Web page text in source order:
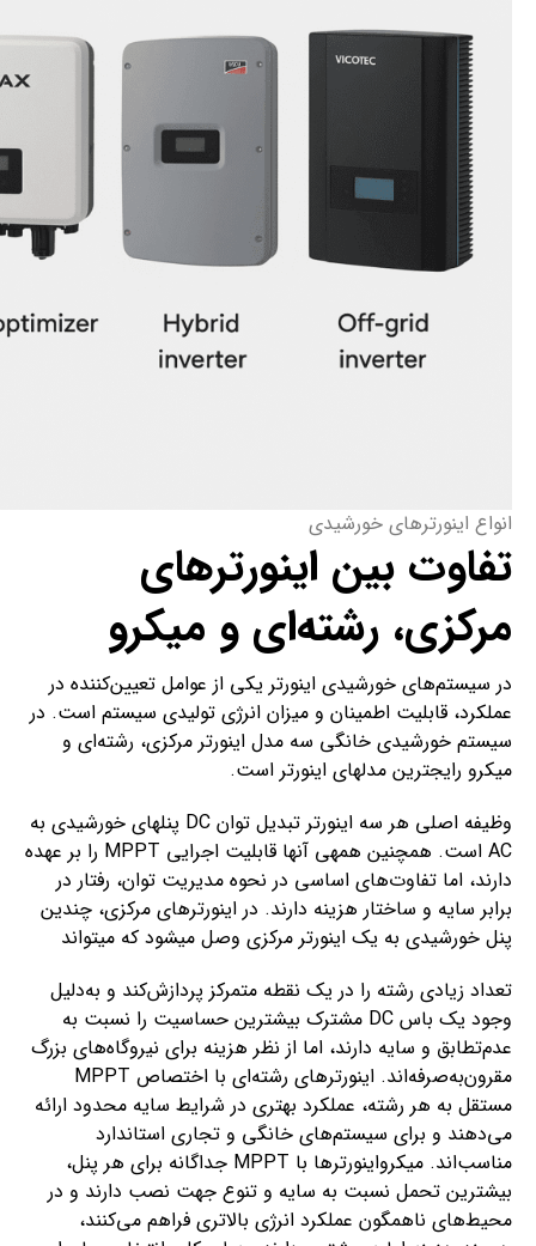
انواع اینورتر­های خورشیدی
تفاوت بین اینورترهای
مرکزی، رشته‌ای و میکرو
در سیستم­‌های خورشیدی اینورتر یکی از عوامل تعیین‌کننده در
عملکرد، قابلیت اطمینان و میزان انرژی تولیدی سیستم است. در
سیستم خورشیدی خانگی سه مدل اینورتر مرکزی، رشته‌­ای و
میکرو رایج­ترین مدل­های اینورتر است.
وظیفه اصلی هر سه اینورتر تبدیل توان DC پنل­های خورشیدی به
AC است. همچنین همه­ی آن­ها قابلیت اجرایی MPPT را بر عهده
دارند، اما تفاوت‌های اساسی در نحوه مدیریت توان، رفتار در
برابر سایه و ساختار هزینه دارند. در اینورترهای مرکزی، چندین
پنل خورشیدی به یک اینورتر مرکزی وصل می­شود که می­تواند
تعداد زیادی رشته را در یک نقطه متمرکز پردازش‌کند و به‌دلیل
وجود یک باس DC مشترک بیشترین حساسیت را نسبت به
عدم‌تطابق و سایه دارند، اما از نظر هزینه برای نیروگاه‌های بزرگ
مقرون‌به‌صرفه‌اند. اینورترهای رشته‌ای با اختصاص MPPT
مستقل به هر رشته، عملکرد بهتری در شرایط سایه محدود ارائه
می‌دهند و برای سیستم‌های خانگی و تجاری استاندارد
مناسب‌اند. میکرواینورترها با MPPT جداگانه برای هر پنل،
بیشترین تحمل نسبت به سایه و تنوع جهت نصب دارند و در
محیط‌های ناهمگون عملکرد انرژی بالاتری فراهم می‌کنند،